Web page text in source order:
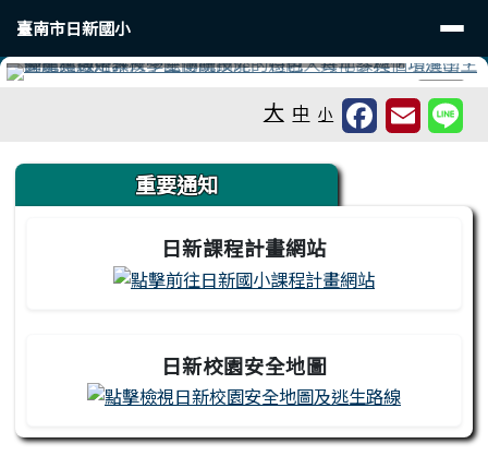
臺南市日新國小
導覽列
臺南市日新國小
⏸
大 中 小
上中區域內容重要通知
日新課程計畫網站
日新校園安全地圖
頁尾區域